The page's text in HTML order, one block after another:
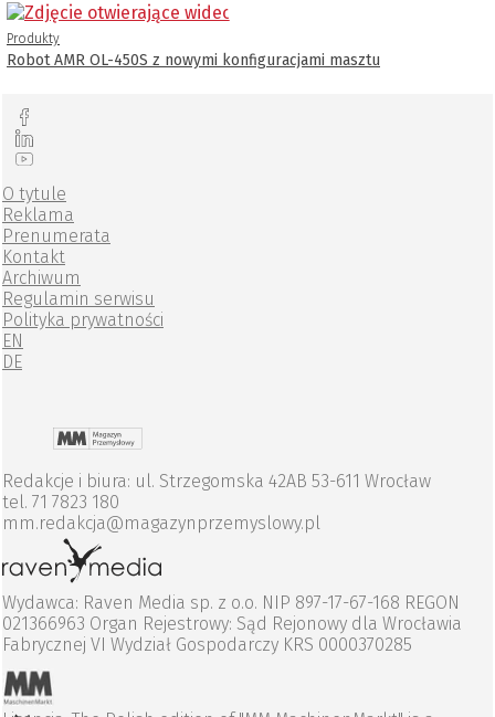
Produkty
Robot AMR OL-450S z nowymi konfiguracjami masztu
O tytule
Reklama
Prenumerata
Kontakt
Archiwum
Regulamin serwisu
Polityka prywatności
EN
DE
Redakcje i biura: ul. Strzegomska 42AB 53-611 Wrocław
tel. 71 7823 180
mm.redakcja@magazynprzemyslowy.pl
Wydawca: Raven Media sp. z o.o. NIP 897-17-67-168 REGON
021366963 Organ Rejestrowy: Sąd Rejonowy dla Wrocławia
Fabrycznej VI Wydział Gospodarczy KRS 0000370285